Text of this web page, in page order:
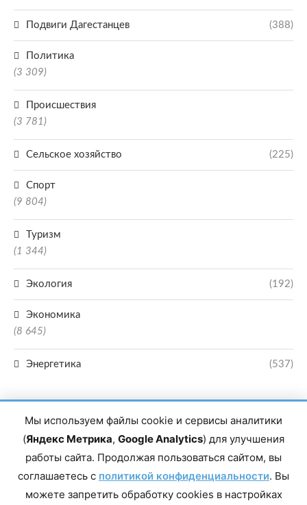
Подвиги Дагестанцев (388)
Политика
(3 309)
Происшествия
(3 781)
Сельское хозяйство (225)
Спорт
(9 804)
Туризм
(1 344)
Экология (192)
Экономика
(8 645)
Энергетика (537)
Главный редактор сетевого издания Магомаев Тимур Нухович. Контакты
редакции: 8(988)-292-94-34 Почта: vestiskfo@gmail.com По вопросам
Дагестан, г. Махачкала, пр-т Насрутдинова, д. 1а. Все права защищены.
Мы используем файлы cookie и сервисы аналитики
(Яндекс Метрика, Google Analytics) для улучшения
работы сайта. Продолжая пользоваться сайтом, вы
соглашаетесь с политикой конфиденциальности. Вы
можете запретить обработку cookies в настройках